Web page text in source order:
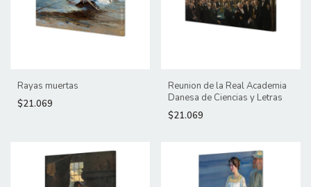
Rayas muertas
$21.069
Reunion de la Real Academia
Danesa de Ciencias y Letras
$21.069